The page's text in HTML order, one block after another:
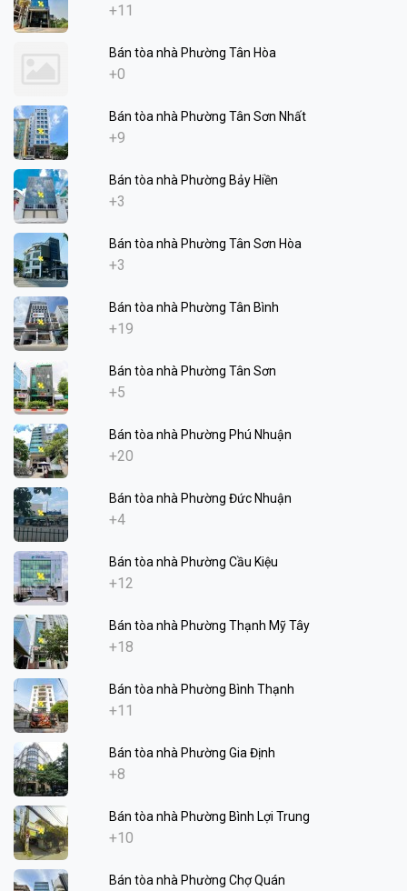
+11
Bán tòa nhà Phường Tân Hòa
+0
Bán tòa nhà Phường Tân Sơn Nhất
+9
Bán tòa nhà Phường Bảy Hiền
+3
Bán tòa nhà Phường Tân Sơn Hòa
+3
Bán tòa nhà Phường Tân Bình
+19
Bán tòa nhà Phường Tân Sơn
+5
Bán tòa nhà Phường Phú Nhuận
+20
Bán tòa nhà Phường Đức Nhuận
+4
Bán tòa nhà Phường Cầu Kiệu
+12
Bán tòa nhà Phường Thạnh Mỹ Tây
+18
Bán tòa nhà Phường Bình Thạnh
+11
Bán tòa nhà Phường Gia Định
+8
Bán tòa nhà Phường Bình Lợi Trung
+10
Bán tòa nhà Phường Chợ Quán